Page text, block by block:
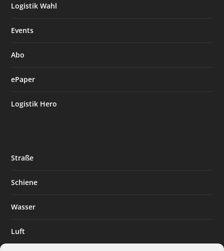
Logistik Wahl
Events
Abo
ePaper
Logistik Hero
Straße
Schiene
Wasser
Luft